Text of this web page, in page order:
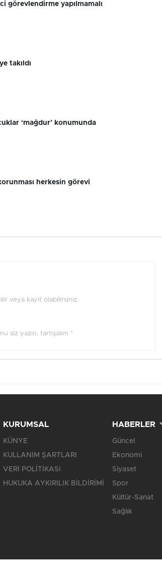
görevlendirme yapılmamalı
takıldı
‘mağdur’ konumunda
herkesin görevi
veya kayıt olabilirsiniz.
siz yazın, tartışalım *
KURUMSAL
KÜNYE
KULLANIM ŞARTLARI
VERİ POLİTİKASI
HUKUKA AYKIRILIK BİLDİRİMİ
HABERLER
Güncel
Ekonomi
Siyaset
Spor
Kültür-Sanat
Sağlık